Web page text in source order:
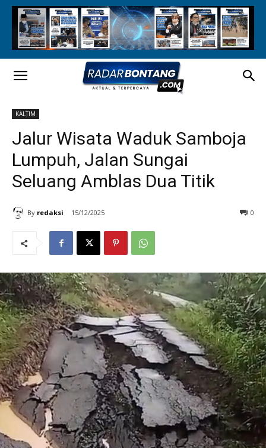
KALTIM
Jalur Wisata Waduk Samboja
Lumpuh, Jalan Sungai
Seluang Amblas Dua Titik
By redaksi 15/12/2025 0